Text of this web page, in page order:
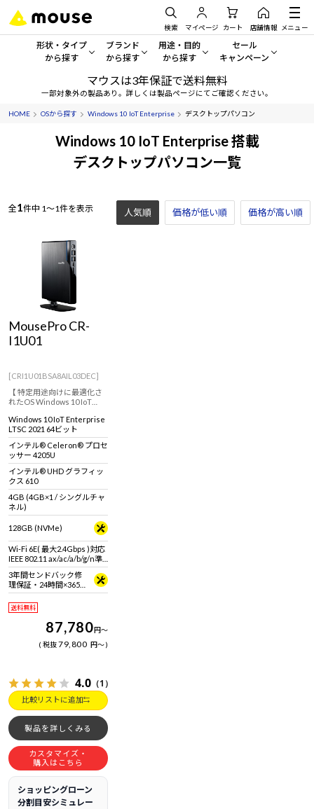
検索 マイページ カート 店舗情報 メニュー
形状・タイプ
から探す
形状・タイプから探す をすべてみる
デスクトップPC
ワークステーション
Windows 11
ブランド
から探す
mouse
G TUNE
MousePro
用途・目的
から探す
一般向けパソコン
ゲーミングPC・ゲーム向けパソコン
クリエイティブ向け
学習向けパソコン
セール
キャンペーン
セール・キャンペー
期間限定セール
アウトレットパソコン
おすすめ目玉パソコン
今イチオシのパソコンをピ
マウスは3年保証で送料無料
一部対象外の製品あり。詳しくは製品ページにてご確認ください。
HOME OSから探す Windows 10 IoT Enterprise デスクトップパソコン
Windows 10 IoT Enterprise 搭載
デスクトップパソコン一覧
全1 件中 1～1件を表示 人気順 価格が低い順 価格が高い順
MousePro CR-
I1U01
[CRI1U01BSA8AIL03DEC]
【 特定用途向けに最適化さ
れたOS Windows 10 IoT
とは異なります。 ※詳しく
は商品説明欄、Windows 10
IoT Enterprise特設ページを
ご覧ください】コンパクト
デスクトップパソコン！
Windows 10 IoT Enterprise
LTSC 2021 64ビット
インテル® Celeron® プロセ
ッサー 4205U
インテル® UHD グラフィッ
クス 610
4GB (4GB×1 / シングルチャ
ネル)
128GB (NVMe)
Wi-Fi 6E( 最大2.4Gbps )対応
IEEE 802.11 ax/ac/a/b/g/n準
拠 ＋ Bluetooth 5内蔵
3年間センドバック修
理保証・24時間×365
日電話サポート
送料無料
87,780円～
税抜79,800 円～
4.0 （1）
比較リストに追加
製品を詳しくみる
カスタマイズ・
購入はこちら
ショッピングローン
分割目安シミュレー